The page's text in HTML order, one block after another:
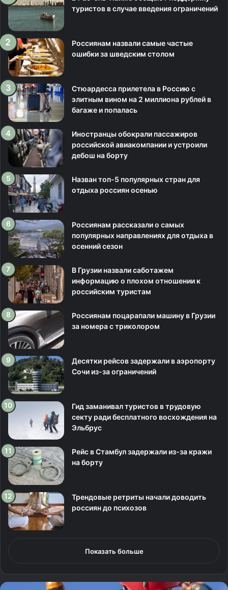
туристов в случае введения ограничений
Россиянам назвали самые частые
ошибки за шведским столом
Стюардесса прилетела в Россию с
элитным вином на 2 миллиона рублей в
багаже и попалась
Иностранцы обокрали пассажиров
российской авиакомпании и устроили
дебош на борту
Назван топ-5 популярных стран для
отдыха россиян осенью
Россиянам рассказали о самых
популярных направлениях для отдыха в
осенний сезон
В Грузии назвали саботажем
информацию о плохом отношении к
российским туристам
Россиянам поцарапали машину в Грузии
за номера с триколором
Десятки рейсов задержали в аэропорту
Сочи из-за ограничений
Гид заманивал туристов в трудовую
секту ради бесплатного восхождения на
Эльбрус
Рейс в Стамбул задержали из-за кражи
на борту
Трендовые ретриты начали доводить
россиян до психозов
Показать больше
Б